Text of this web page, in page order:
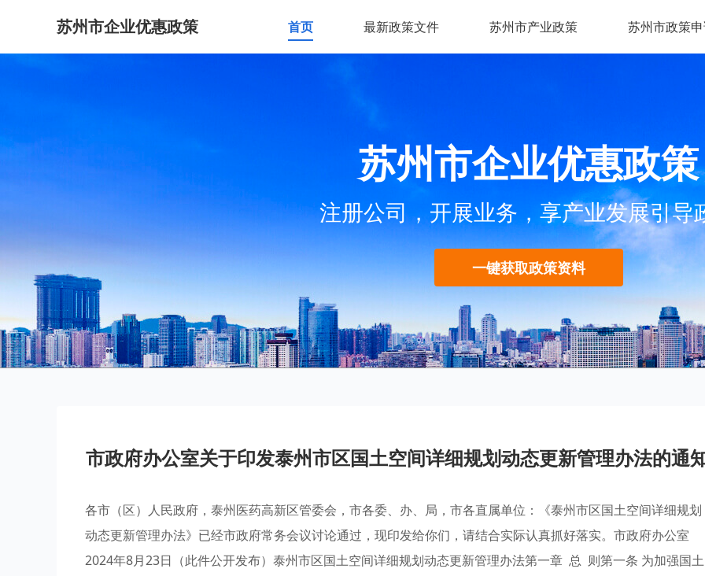
苏州市企业优惠政策 首页 最新政策文件 苏州市产业政策 苏州市政策
苏州市企业优惠政策
注册公司，开展业务，享产业发展引导
一键获取政策资料
市政府办公室关于印发泰州市区国土空间详细规划动态更新管理办法的通
各市（区）人民政府，泰州医药高新区管委会，市各委、办、局，市各直属单位：《泰州市区国土空间详细规划
动态更新管理办法》已经市政府常务会议讨论通过，现印发给你们，请结合实际认真抓好落实。市政府办公室
2024年8月23日（此件公开发布）泰州市区国土空间详细规划动态更新管理办法第一章 总 则第一条 为加强国土